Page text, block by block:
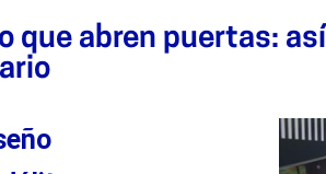
que abren puertas: